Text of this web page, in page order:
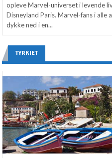
opleve Marvel-universet i levende
Disneyland Paris. Marvel-fans i alle
dykke ned i en...
TYRKIET